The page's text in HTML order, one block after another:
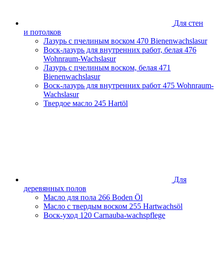
Для стен
и потолков
Лазурь с пчелиным воском 470 Bienenwachslasur
Воск-лазурь для внутренних работ, белая 476
Wohnraum-Wachslasur
Лазурь с пчелиным воском, белая 471
Bienenwachslasur
Воск-лазурь для внутренних работ 475 Wohnraum-
Wachslasur
Твердое масло 245 Hartöl
Для
деревянных полов
Масло для пола 266 Boden Öl
Масло с твердым воском 255 Hartwachsöl
Воск-уход 120 Carnauba-wachspflege